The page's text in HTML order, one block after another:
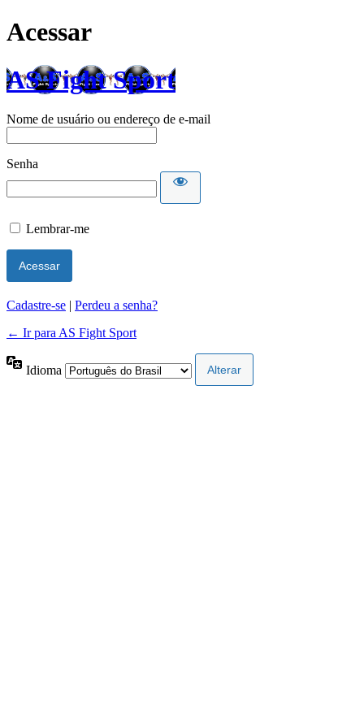
Acessar
AS Fight Sport
Nome de usuário ou endereço de e-mail
Senha
Lembrar-me
Cadastre-se | Perdeu a senha?
← Ir para AS Fight Sport
Idioma